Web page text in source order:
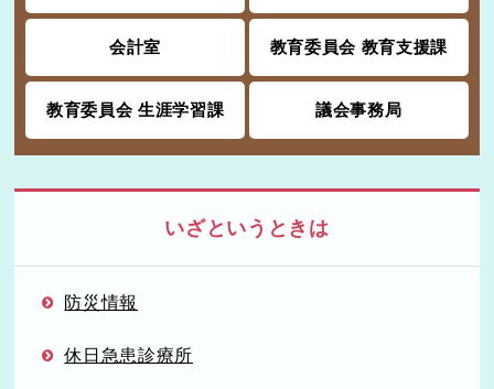
会計室 教育委員会 教育支援課
教育委員会 生涯学習課 議会事務局
いざというときは
防災情報
休日急患診療所